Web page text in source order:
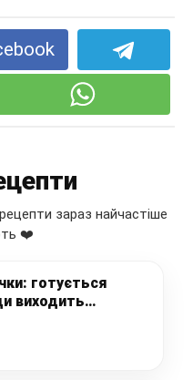
зараз найчастіше
❤️
готується
виходить